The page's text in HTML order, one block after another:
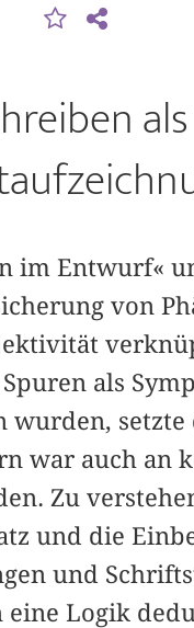
im Entwurf«
von
als
wurden,
war auch an
Zu
und die
und
Logik